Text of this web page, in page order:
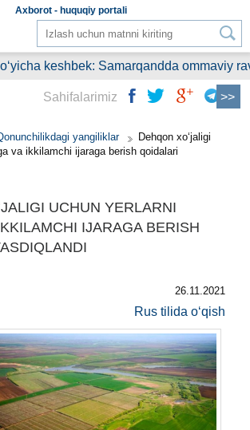
Aхborot - huquqiy portali
keshbek: Samarqandda ommaviy
yangiliklar
Dehqon хoʻjaligi
va ikkilamchi ijaraga berish qoidalari
UCHUN YERLARNI
IJARAGA BERISH
26.11.2021
Rus tilida oʻqish
Sahifalarimiz